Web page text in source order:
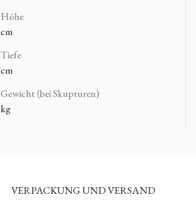
Höhe
cm
Tiefe
cm
Gewicht (bei Skupturen)
kg
VERPACKUNG UND VERSAND